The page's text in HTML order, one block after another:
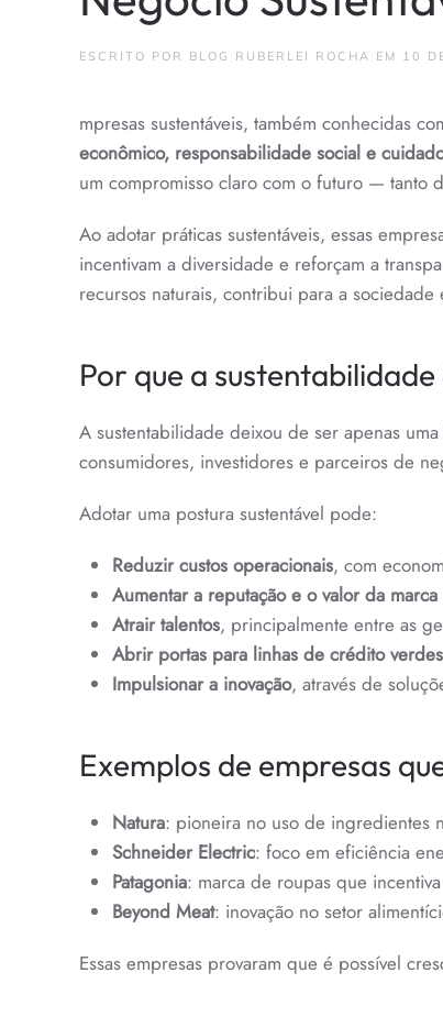
ESCRITO POR BLOG RUBERLEI ROCHA EM 10
mpresas sustentáveis, também conhecidas
econômico, responsabilidade social e
um compromisso claro com o futuro — tanto
Ao adotar práticas sustentáveis, essas
incentivam a diversidade e reforçam a
recursos naturais, contribui para a sociedade
Por que a
A sustentabilidade deixou de ser apenas
consumidores, investidores e parceiros de
Adotar uma postura sustentável pode:
Reduzir custos operacionais, com
Aumentar a reputação e o valor da marca
Atrair talentos, principalmente entre as
Abrir portas para linhas de crédito verdes
Impulsionar a inovação, através de
Exemplos de empresas
Natura: pioneira no uso de ingredientes
Schneider Electric: foco em eficiência
Patagonia: marca de roupas que
Beyond Meat: inovação no setor
Essas empresas provaram que é possível